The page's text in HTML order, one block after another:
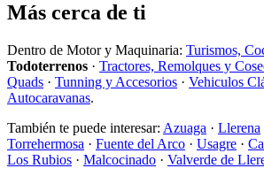
Más cerca de ti
Dentro de Motor y Maquinaria: Turismos,
Todoterrenos · Tractores, Remolques y
Quads · Tunning y Accesorios · Vehiculos
Autocaravanas.
También te puede interesar: Azuaga · Llerena
Torrehermosa · Fuente del Arco · Usagre ·
Los Rubios · Malcocinado · Valverde de